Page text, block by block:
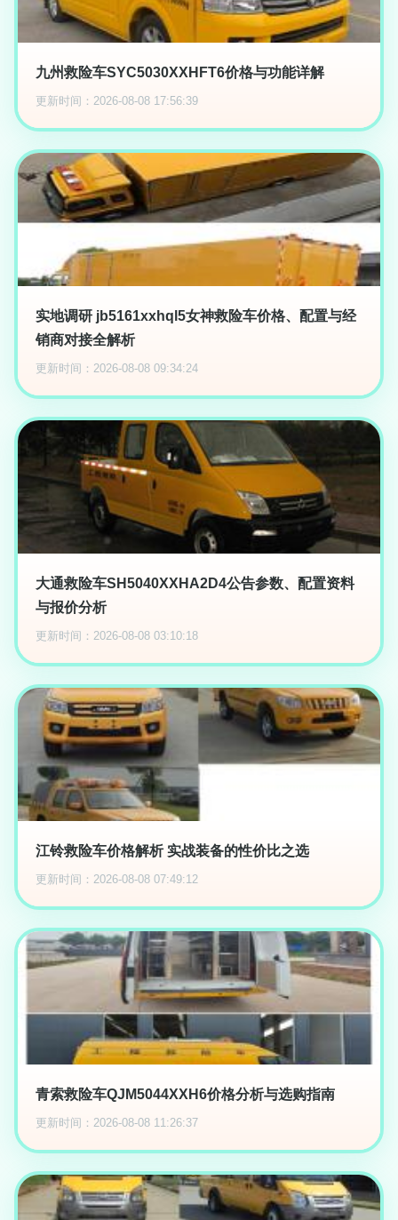
九州救险车SYC5030XXHFT6价格与功能详解
更新时间：2026-08-08 17:56:39
实地调研 jb5161xxhql5女神救险车价格、配置与经
销商对接全解析
更新时间：2026-08-08 09:34:24
大通救险车SH5040XXHA2D4公告参数、配置资料
与报价分析
更新时间：2026-08-08 03:10:18
江铃救险车价格解析 实战装备的性价比之选
更新时间：2026-08-08 07:49:12
青索救险车QJM5044XXH6价格分析与选购指南
更新时间：2026-08-08 11:26:37